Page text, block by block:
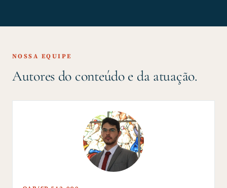
NOSSA EQUIPE
Autores do conteúdo e da atuação.